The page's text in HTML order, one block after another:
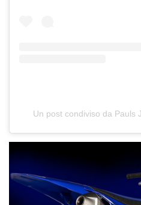
Un post condiviso da Pauls